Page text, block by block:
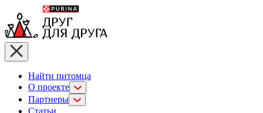
Найти питомца
О проекте
Партнеры
Статьи